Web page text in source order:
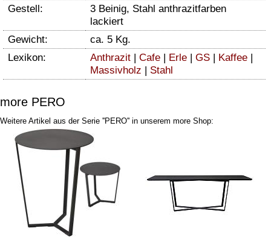
Gestell:
3 Beinig, Stahl anthrazitfarben
lackiert
Gewicht:
ca. 5 Kg.
Lexikon:
Anthrazit Cafe Erle GS Kaffee
Massivholz
Stahl
more PERO
Weitere Artikel aus der Serie ''PERO'' in unserem more Shop: